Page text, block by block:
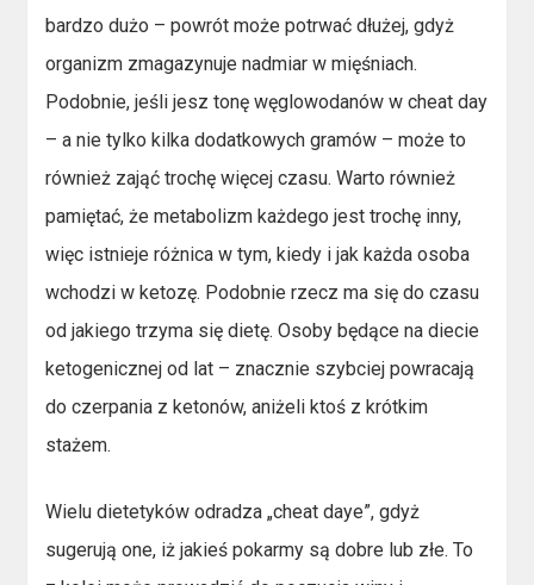
bardzo dużo – powrót może potrwać dłużej, gdyż
organizm zmagazynuje nadmiar w mięśniach.
Podobnie, jeśli jesz tonę węglowodanów w cheat day
– a nie tylko kilka dodatkowych gramów – może to
również zająć trochę więcej czasu. Warto również
pamiętać, że metabolizm każdego jest trochę inny,
więc istnieje różnica w tym, kiedy i jak każda osoba
wchodzi w ketozę. Podobnie rzecz ma się do czasu
od jakiego trzyma się dietę. Osoby będące na diecie
ketogenicznej od lat – znacznie szybciej powracają
do czerpania z ketonów, aniżeli ktoś z krótkim
stażem.
Wielu dietetyków odradza „cheat daye”, gdyż
sugerują one, iż jakieś pokarmy są dobre lub złe. To